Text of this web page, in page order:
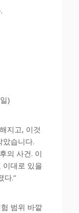
)
지고, 이것
았습니다.
의 사건. 이
이대로 있을
다.”
범위 바깥